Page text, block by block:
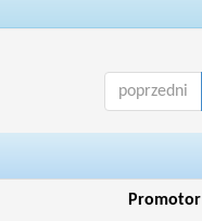
poprzedni
Promotor